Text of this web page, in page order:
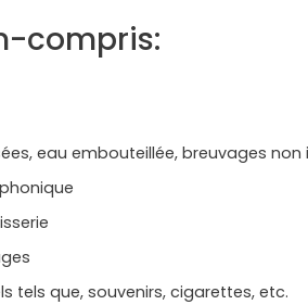
compris:
eau embouteillée, breuvages non
tels que, souvenirs, cigarettes, etc.